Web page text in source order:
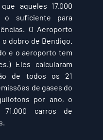
aqueles 17.000
o suficiente para
O Aeroporto
dobro de Bendigo.
e o aeroporto tem
Eles calcularam
de todos os 21
de gases do
por ano, o
carros de